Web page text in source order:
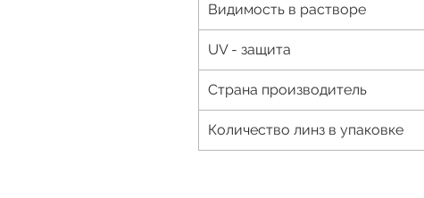
Видимость в растворе
UV - защита
Страна производитель
Количество линз в упаковке